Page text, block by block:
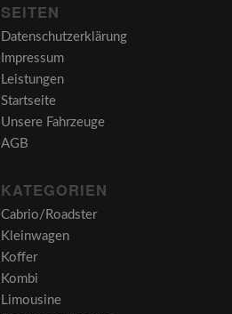
SEITEN
Datenschutzerklärung
Impressum
Leistungen
Startseite
Unsere Fahrzeuge
AGB
KATEGORIEN
Cabrio/Roadster
Kleinwagen
Koffer
Kombi
Limousine